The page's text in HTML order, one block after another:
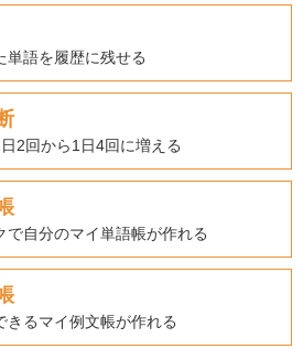
単語を履歴に残せる
2回から1日4回に増える
で自分のマイ単語帳が作れる
きるマイ例文帳が作れる